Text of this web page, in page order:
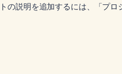
の説明を追加するには、「プロ